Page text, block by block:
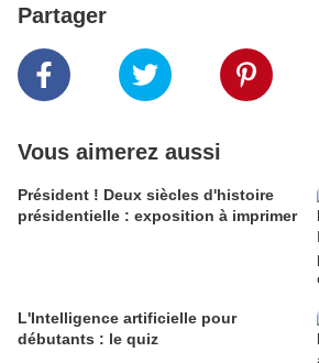
Partager
Vous aimerez aussi
Président ! Deux siècles d'histoire
présidentielle : exposition à imprimer
L'Intelligence artificielle pour
débutants : le quiz